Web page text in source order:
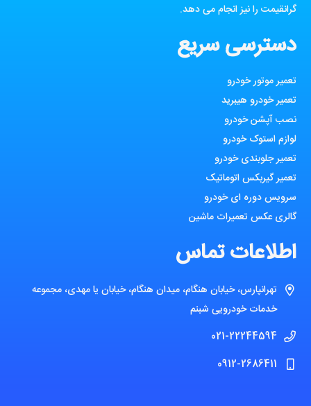
گرانقیمت را نیز انجام می دهد.
دسترسی سریع
تعمیر موتور خودرو
تعمیر خودرو هیبرید
نصب آپشن خودرو
لوازم استوک خودرو
تعمیر جلوبندی خودرو
تعمیر گیربکس اتوماتیک
سرویس دوره ای خودرو
گالری عکس تعمیرات ماشین
اطلاعات تماس
تهرانپارس، خیابان هنگام، میدان هنگام، خیابان یا مهدی، مجموعه
خدمات خودرویی شبنم
021-22244594
0912-2686411